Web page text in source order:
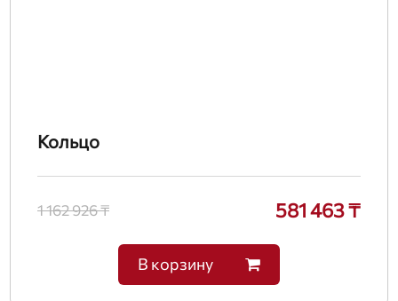
Кольцо
1 162 926 ₸ 581 463 ₸
В корзину